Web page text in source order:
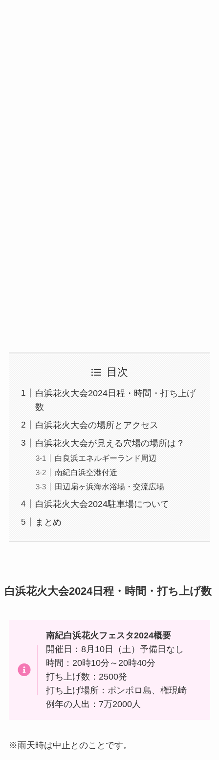
目次
白浜花火大会2024日程・時間・打ち上げ
数
白浜花火大会の場所とアクセス
白浜花火大会が見える穴場の場所は？
白良浜エネルギーランド周辺
南紀白浜空港付近
田辺扇ヶ浜海水浴場・交流広場
白浜花火大会2024駐車場について
まとめ
白浜花火大会2024日程・時間・打ち上げ数
南紀白浜花火フェスタ2024概要
開催日：8月10日（土）予備日なし
時間：20時10分～20時40分
打ち上げ数：2500発
打ち上げ場所：ポンポロ島、権現崎
例年の人出：7万2000人
※雨天時は中止とのことです。